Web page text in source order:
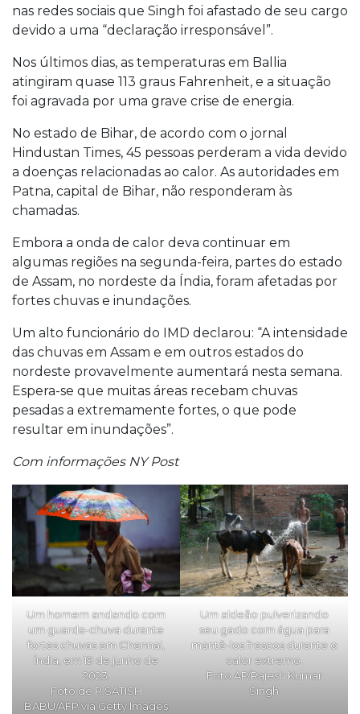
nas redes sociais que Singh foi afastado de seu cargo
devido a uma “declaração irresponsável”.
Nos últimos dias, as temperaturas em Ballia
atingiram quase 113 graus Fahrenheit, e a situação
foi agravada por uma grave crise de energia.
No estado de Bihar, de acordo com o jornal
Hindustan Times, 45 pessoas perderam a vida devido
a doenças relacionadas ao calor. As autoridades em
Patna, capital de Bihar, não responderam às
chamadas.
Embora a onda de calor deva continuar em
algumas regiões na segunda-feira, partes do estado
de Assam, no nordeste da Índia, foram afetadas por
fortes chuvas e inundações.
Um alto funcionário do IMD declarou: “A intensidade
das chuvas em Assam e em outros estados do
nordeste provavelmente aumentará nesta semana.
Espera-se que muitas áreas recebam chuvas
pesadas a extremamente fortes, o que pode
resultar em inundações”.
Com informações NY Post
Um homem andando com
um guarda-chuva durante
fortes chuvas em Chennai,
Índia, em 19 de junho de
2023.
Foto de R.SATISH
BABU/AFP via Getty Images
Um aldeão pulverizando
seu gado com água para
mantê-los frescos durante o
calor extremo.
Foto AP/Rajesh Kumar
Singh